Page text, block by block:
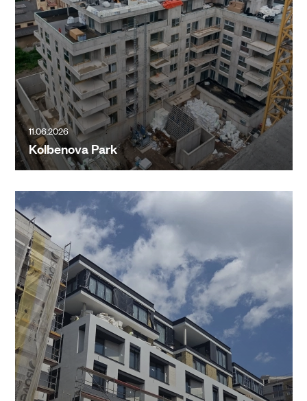
11.06.2026
Kolbenova Park